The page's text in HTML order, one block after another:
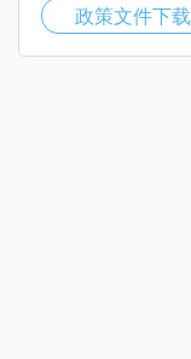
政策文件下载